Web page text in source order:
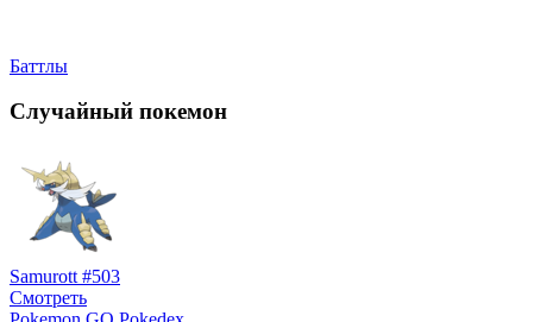
Баттлы
Случайный покемон
Samurott #503
Смотреть